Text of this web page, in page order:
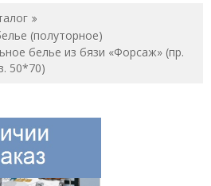
(полуторное)
белье из бязи «Форсаж» (пр.
50*70)